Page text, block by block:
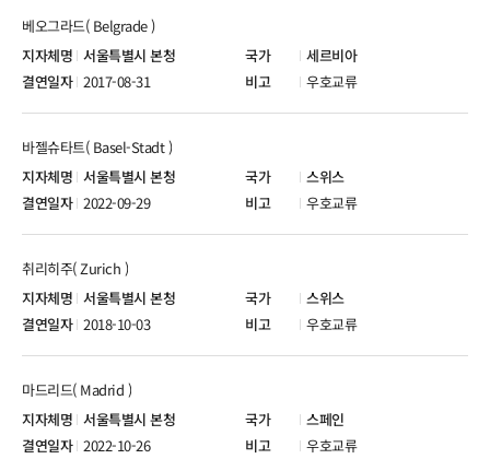
서울특별시 본청 세르비아
베오그라드( Belgrade )
2017-08-31 우호교류
서울특별시 본청 스위스
바젤슈타트( Basel-Stadt )
2022-09-29 우호교류
서울특별시 본청 스위스
취리히주( Zurich )
2018-10-03 우호교류
서울특별시 본청 스페인
마드리드( Madrid )
2022-10-26 우호교류